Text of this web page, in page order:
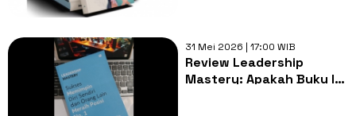
31 Mei 2026 | 17:00 WIB
Review Leadership
Mastery: Apakah Buku Ini